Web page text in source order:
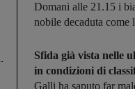
Domani alle 21.15 i
nobile decaduta
Sfida già vista nelle
in condizioni di
Galli ha saputo far